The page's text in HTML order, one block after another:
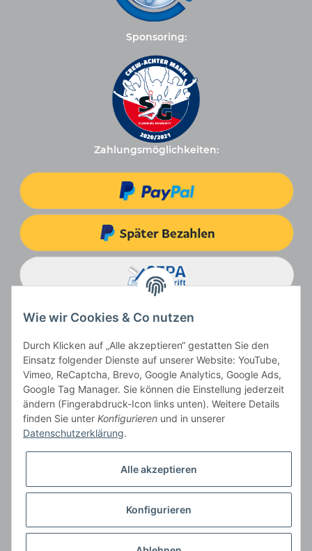
Sponsoring:
Zahlungsmöglichkeiten:
Vertrag widerrufen
Der Gesamtpreis ist abhängig vom Mehrwertsteuersatz des Lieferlandes.
** gilt für Lieferungen innerhalb Deutschlands, Lieferbedingungen für andere
Länder entnehmen Sie bitte der SchaltflächeVersandinformationen
Wie wir Cookies & Co nutzen
Durch Klicken auf „Alle akzeptieren“ gestatten Sie den
Einsatz folgender Dienste auf unserer Website: YouTube,
Vimeo, ReCaptcha, Brevo, Google Analytics, Google Ads,
Google Tag Manager. Sie können die Einstellung jederzeit
ändern (Fingerabdruck-Icon links unten). Weitere Details
finden Sie unter Konfigurieren und in unserer
Datenschutzerklärung.
Alle akzeptieren
Konfigurieren